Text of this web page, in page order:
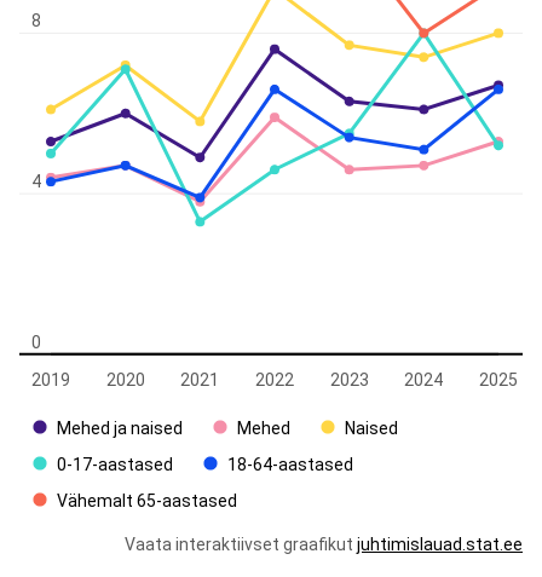
2019 2020 2021 2022 2023 2024 2025
0
4
8
Mehed ja naised Mehed
Naised
0-17-aastased
18-64-aastased
Vähemalt 65-aastased
Vaata interaktiivset graafikut juhtimislauad.stat.ee